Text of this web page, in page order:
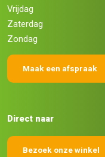
Vrijdag
Zaterdag
Zondag
Maak een afspraak
Direct naar
Bezoek onze winkel